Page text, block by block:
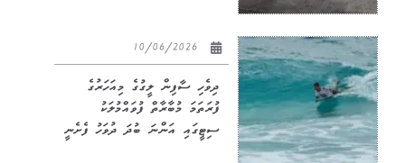
ދިވެހި ސާފިން ލީގުގެ މިއަހަރުގެ
ފުރަތަމަ މުބާރާތް ފުވައްމުލަކު
ސިޓީގައި އަންނަ ބުދަ ދުވަހު ފެށެނީ